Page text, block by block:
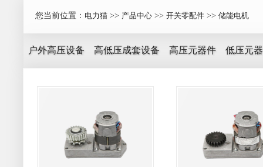
您当前位置： 电力猫 >> 产品中心 >> 开关零配件 >> 储能电机
户外高压设备 高低压成套设备 高压元器件 低压元